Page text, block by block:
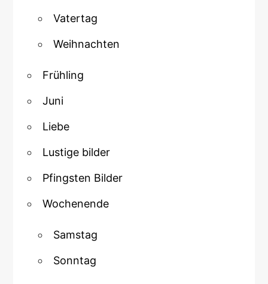
Vatertag
Weihnachten
Frühling
Juni
Liebe
Lustige bilder
Pfingsten Bilder
Wochenende
Samstag
Sonntag